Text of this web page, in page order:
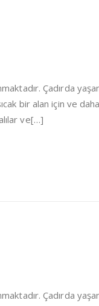
Çadırda
bir alan için ve daha
ve[…]
Çadırda